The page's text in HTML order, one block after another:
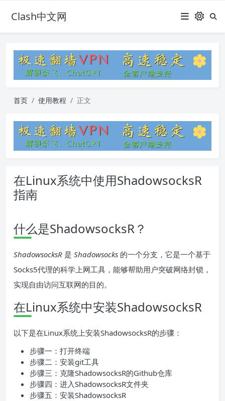
Clash中文网
首页 使用教程 正文
在Linux系统中使用ShadowsocksR
指南
什么是ShadowsocksR？
ShadowsocksR 是 Shadowsocks 的一个分支，它是一个基于
Socks5代理的科学上网工具，能够帮助用户突破网络封锁，
实现自由访问互联网的目的。
在Linux系统中安装ShadowsocksR
以下是在Linux系统上安装ShadowsocksR的步骤：
步骤一：打开终端
步骤二：安装git工具
步骤三：克隆ShadowsocksR的Github仓库
步骤四：进入ShadowsocksR文件夹
步骤五：安装ShadowsocksR